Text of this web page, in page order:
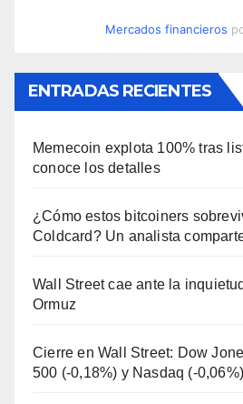
Mercados financieros
ENTRADAS RECIENTES
Memecoin explota 100% tras
conoce los detalles
¿Cómo estos bitcoiners
Coldcard? Un analista
Wall Street cae ante la
Ormuz
Cierre en Wall Street: Dow
500 (-0,18%) y Nasdaq (-0,06%)